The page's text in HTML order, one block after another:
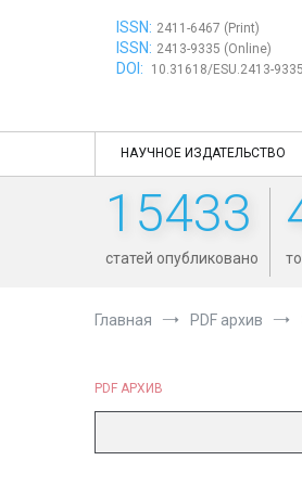
ISSN: 2411-6467 (Print)
ISSN: 2413-9335 (Online)
DOI: 10.31618/ESU.2413-9335
НАУЧНОЕ ИЗДАТЕЛЬСТВО
15433
статей опубликовано
Главная PDF архив
PDF АРХИВ